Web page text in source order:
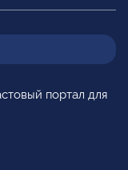
портал для